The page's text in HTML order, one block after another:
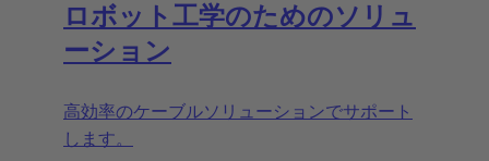
ロボット工学のためのソリュ
ーション
高効率のケーブルソリューションでサポート
します。